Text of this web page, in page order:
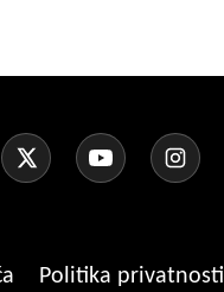
Politika privatnosti